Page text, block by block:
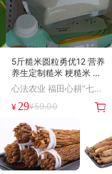
5斤糙米圆粒勇优12 营养
养生定制糙米 粳糙米 家
庭方便包装 仙居七不大
米 自然生态无污染零添
加 2024年新碾 浙江仙居
种自产
心法农业 福田心耕“七不”
和谐共生！心法农业历经
磨练和洗礼，在爱和感恩
中逐步探索和升华，如今
已经如凤凰诞生！它将会
把爱和健康的祝福和祈愿
送到每个有缘的家庭！
¥ 29¥59.00